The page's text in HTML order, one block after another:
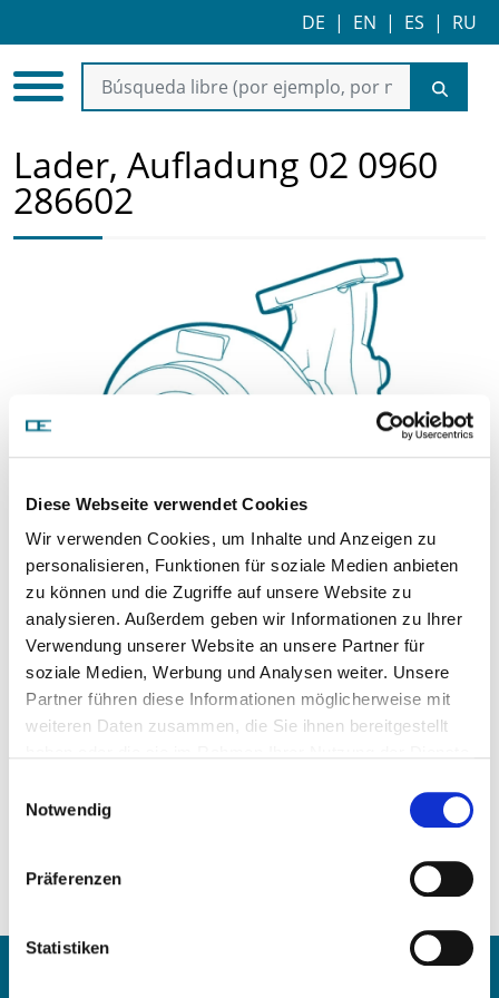
Diese Webseite verwendet Cookies
Wir verwenden Cookies, um Inhalte und Anzeigen zu
personalisieren, Funktionen für soziale Medien anbieten
zu können und die Zugriffe auf unsere Website zu
analysieren. Außerdem geben wir Informationen zu Ihrer
Verwendung unserer Website an unsere Partner für
soziale Medien, Werbung und Analysen weiter. Unsere
Partner führen diese Informationen möglicherweise mit
weiteren Daten zusammen, die Sie ihnen bereitgestellt
Notwendig
Präferenzen
Statistiken
DE | EN | ES | RU
Lader, Aufladung 02 0960
286602
Precio a la carta
SOLICITAR ARTÍCULO
T911515
51.09100.7301
51.09100.7274